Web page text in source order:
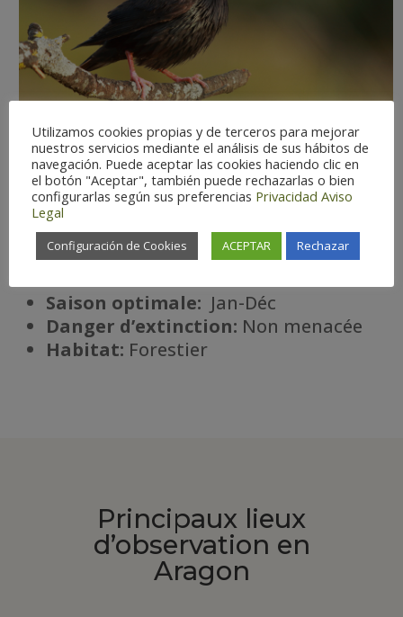
Difficulté d’observation:Facile
Saison optimale: Jan-Déc
Danger d’extinction: Non menacée
Habitat: Forestier
Principaux lieux
d’observation en
Aragon
Utilizamos cookies propias y de terceros para mejorar
nuestros servicios mediante el análisis de sus hábitos de
navegación. Puede aceptar las cookies haciendo clic en
el botón "Aceptar", también puede rechazarlas o bien
configurarlas según sus preferencias Privacidad Aviso
Legal
Configuración de Cookies ACEPTAR Rechazar